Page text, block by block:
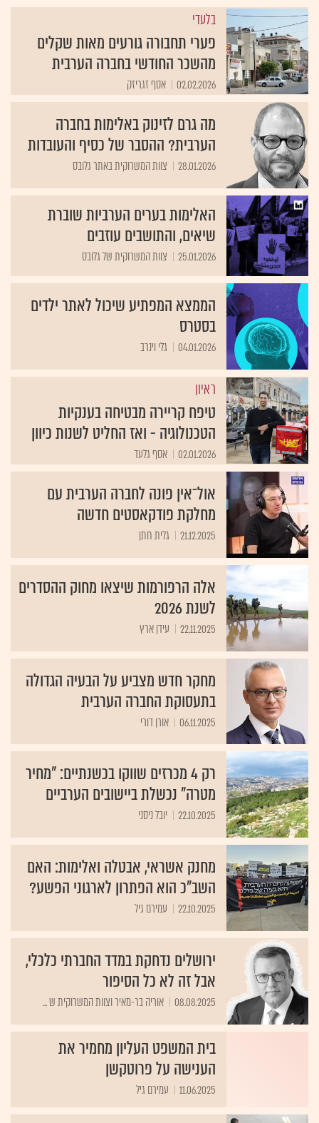
בלעדי
פערי תחבורה גורעים מאות שקלים
מהשכר החודשי בחברה הערבית
02.02.2026 אסף זגריזק
מה גרם לזינוק באלימות בחברה
הערבית? ההסבר של כסיף והעובדות
28.01.2026 צוות המשרוקית באתר גלובס
האלימות בערים הערביות שוברת
שיאים, והתושבים עוזבים
25.01.2026 צוות המשרוקית של גלובס
הממצא המפתיע שיכול לאתר ילדים
בסטרס
04.01.2026 גלי וינרב
ראיון
טיפח קריירה מבטיחה בענקיות
הטכנולוגיה - ואז החליט לשנות כיוון
02.01.2026 אסף גלעד
אול־אין פונה לחברה הערבית עם
מחלקת פודקאסטים חדשה
21.12.2025 גלית חתן
אלה הרפורמות שיצאו מחוק ההסדרים
לשנת 2026
22.11.2025 עידן ארץ
מחקר חדש מצביע על הבעיה הגדולה
בתעסוקת החברה הערבית
06.11.2025 אורן דורי
רק 4 מכרזים שווקו בכשנתיים: "מחיר
מטרה" נכשלת ביישובים הערביים
22.10.2025 יובל ניסני
מחנק אשראי, אבטלה ואלימות: האם
השב"כ הוא הפתרון לארגוני הפשע?
22.10.2025 עמירם גיל
ירושלים נדחקת במדד החברתי כלכלי,
אבל זה לא כל הסיפור
08.08.2025 אוריה בר-מאיר וצוות המשרוקית ש ...
בית המשפט העליון מחמיר את
הענישה על פרוטקשן
11.06.2025 עמירם גיל